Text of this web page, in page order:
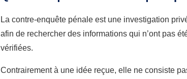
La contre-enquête pénale est une investigation
afin de rechercher des informations qui n’ont pas
vérifiées.
Contrairement à une idée reçue, elle ne consiste